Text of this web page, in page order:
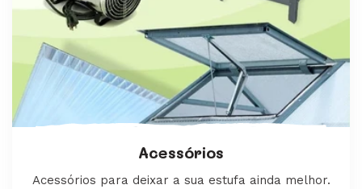
Acessórios
Acessórios para deixar a sua estufa ainda melhor.